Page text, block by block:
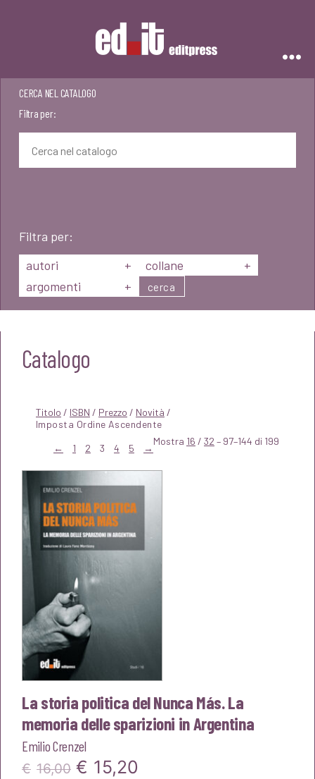
CERCA NEL CATALOGO
Filtra per:
Filtra per:
autori
+ collane
+
argomenti
+ cerca
Catalogo
Titolo / ISBN / Prezzo / Novità /
Mostra 16 / 32 – 97–144 di 199
← 1 2 3 4 5 →
La storia politica del Nunca Más. La
memoria delle sparizioni in Argentina
Emilio Crenzel
€ 16,00 Il
€ 15,20